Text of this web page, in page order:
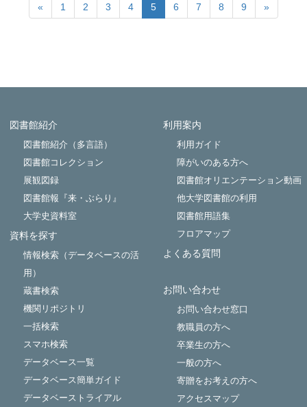
« 1 2 3 4 5 6 7 8 9 »
図書館紹介
図書館紹介（多言語）
図書館コレクション
展観図録
図書館報『来・ぶらり』
大学史資料室
資料を探す
情報検索（データベースの活
用）
蔵書検索
機関リポジトリ
一括検索
スマホ検索
データベース一覧
データベース簡単ガイド
データベーストライアル
利用案内
利用ガイド
障がいのある方へ
図書館オリエンテーション動画
他大学図書館の利用
図書館用語集
フロアマップ
よくある質問
お問い合わせ
お問い合わせ窓口
教職員の方へ
卒業生の方へ
一般の方へ
寄贈をお考えの方へ
アクセスマップ
Powered by NetCommons